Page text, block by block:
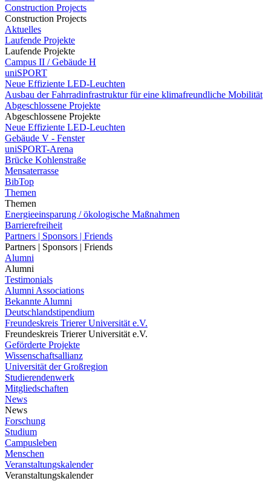
Construction Projects
Construction Projects
Aktuelles
Laufende Projekte
Laufende Projekte
Campus II / Gebäude H
uniSPORT
Neue Effiziente LED-Leuchten
Ausbau der Fahrradinfrastruktur für eine klimafreundliche Mobilität
Abgeschlossene Projekte
Abgeschlossene Projekte
Neue Effiziente LED-Leuchten
Gebäude V - Fenster
uniSPORT-Arena
Brücke Kohlenstraße
Mensaterrasse
BibTop
Themen
Themen
Energieeinsparung / ökologische Maßnahmen
Barrierefreiheit
Partners | Sponsors | Friends
Partners | Sponsors | Friends
Alumni
Alumni
Testimonials
Alumni Associations
Bekannte Alumni
Deutschlandstipendium
Freundeskreis Trierer Universität e.V.
Freundeskreis Trierer Universität e.V.
Geförderte Projekte
Wissenschaftsallianz
Universität der Großregion
Studierendenwerk
Mitgliedschaften
News
News
Forschung
Studium
Campusleben
Menschen
Veranstaltungskalender
Veranstaltungskalender